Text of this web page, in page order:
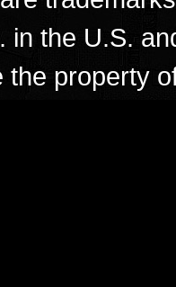
in the U.S.
the property